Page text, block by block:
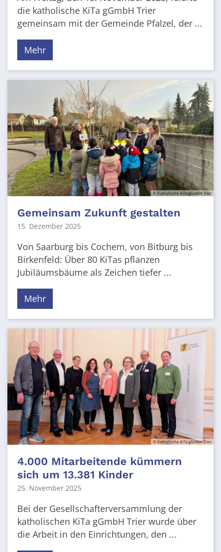
die katholische KiTa gGmbH Trier
gemeinsam mit der Gemeinde Pfalzel, der ...
Mehr
© Katholische KiTa gGmbH Trier
Gemeinsam Zukunft gestalten
15. Dezember 2025
Von Saarburg bis Cochem, von Bitburg bis
Birkenfeld: Über 80 KiTas pflanzen
Jubiläumsbäume als Zeichen tiefer ...
Mehr
© Katholische KiTa gGmbH Trier
4.000 Mitarbeitende kümmern
sich um 13.381 Kinder
25. November 2025
Bei der Gesellschafterversammlung der
katholischen KiTa gGmbH Trier wurde über
die Arbeit in den Einrichtungen, den ...